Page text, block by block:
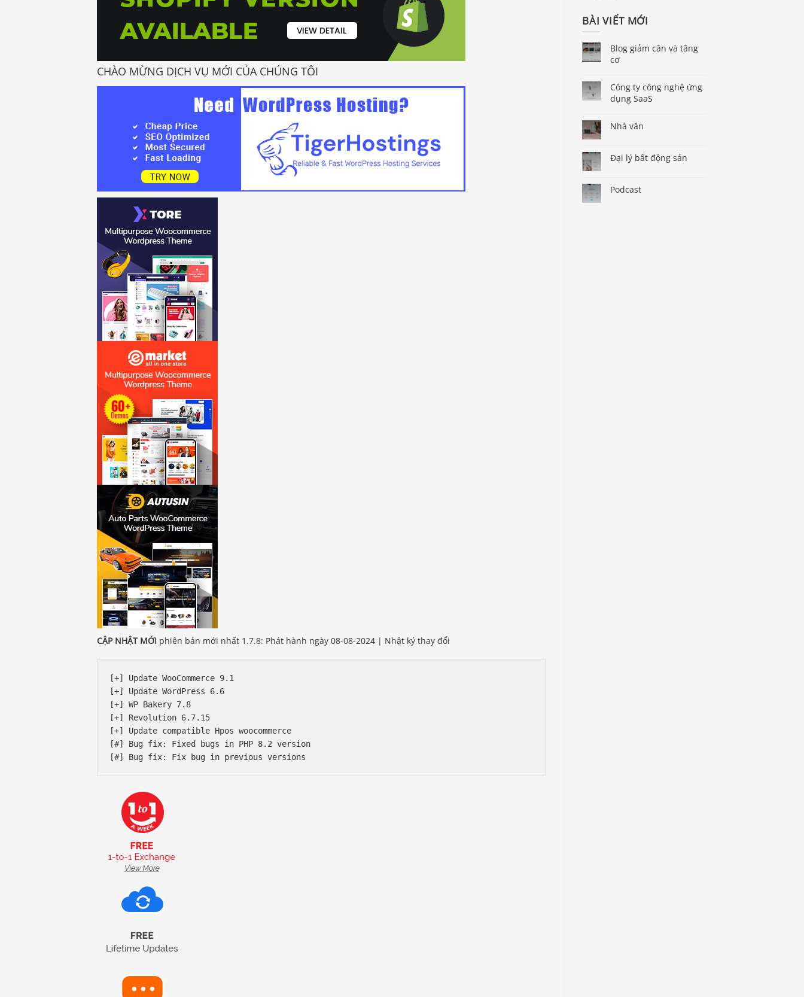
CHÀO MỪNG DỊCH VỤ MỚI CỦA CHÚNG TÔI
CẬP NHẬT MỚI phiên bản mới nhất 1.7.8: Phát hành ngày 08-08-2024 | Nhật ký thay đổi
[+] Update WooCommerce 9.1
[+] Update WordPress 6.6
[+] WP Bakery 7.8
[+] Revolution 6.7.15
[+] Update compatible Hpos woocommerce
[#] Bug fix: Fixed bugs in PHP 8.2 version
BÀI VIẾT MỚI
Blog giảm cân và tăng
cơ
Công ty công nghệ ứng
dụng SaaS
Nhà văn
Đại lý bất động sản
Podcast